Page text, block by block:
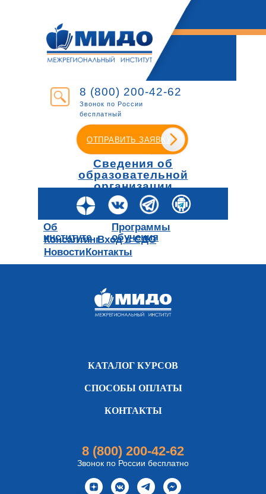
8 (800) 200-42-62
Звонок по России
бесплатный
ОТПРАВИТЬ ЗАЯВКУ
Сведения об
образовательной
организации
Об
институте
Программы
обучения
Консалтинг
Новости
Вход в СДО
Контакты
КАТАЛОГ КУРСОВ
СПОСОБЫ ОПЛАТЫ
КОНТАКТЫ
8 (800) 200-42-62
Звонок по России бесплатно